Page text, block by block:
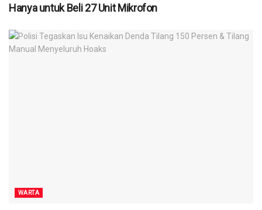
Hanya untuk Beli 27 Unit Mikrofon
WARTA